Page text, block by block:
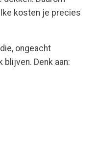
kosten je precies
ongeacht
Denk aan: